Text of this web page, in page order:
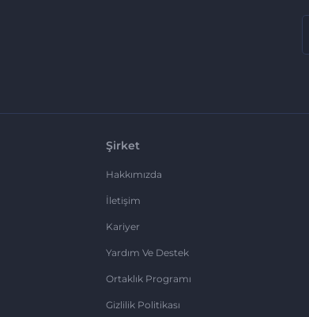
Şirket
Hakkımızda
İletişim
Kariyer
Yardım Ve Destek
Ortaklık Programı
Gizlilik Politikası